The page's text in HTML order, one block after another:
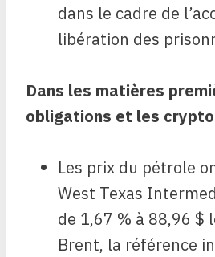
dans le cadre de
libération des
Dans les matières
obligations et les
Les prix du pétrole
West Texas
de 1,67 % à 88,96 $
Brent, la référence